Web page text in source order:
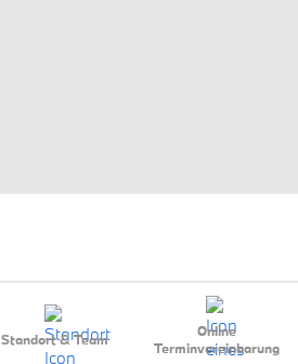
Standort & Team
Online
Terminvereinbarung